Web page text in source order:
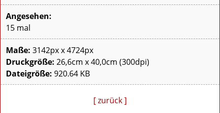
Angesehen:
15 mal
Maße: 3142px x 4724px
Druckgröße: 26,6cm x 40,0cm (300dpi)
Dateigröße: 920.64 KB
[ zurück ]